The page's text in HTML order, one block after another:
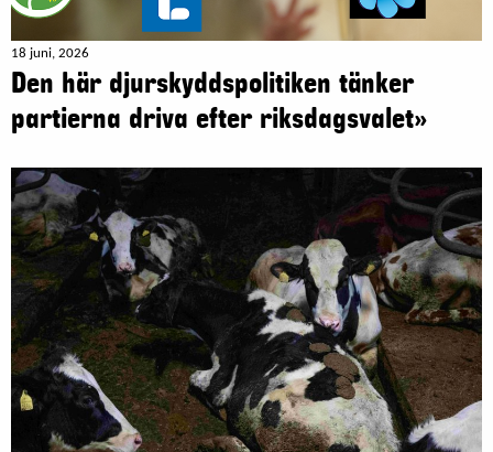
18 juni, 2026
Den här djurskyddspolitiken tänker
partierna driva efter riksdagsvalet»